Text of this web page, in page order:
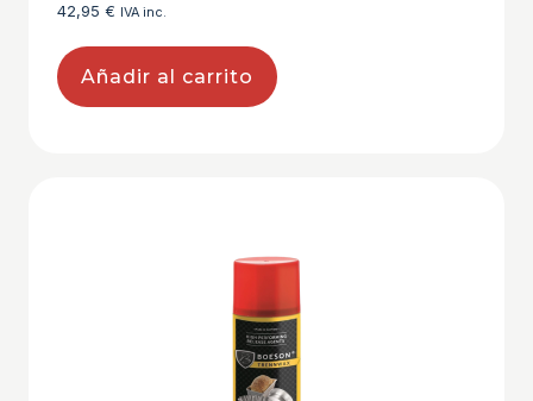
42,95 € IVA inc.
Añadir al carrito